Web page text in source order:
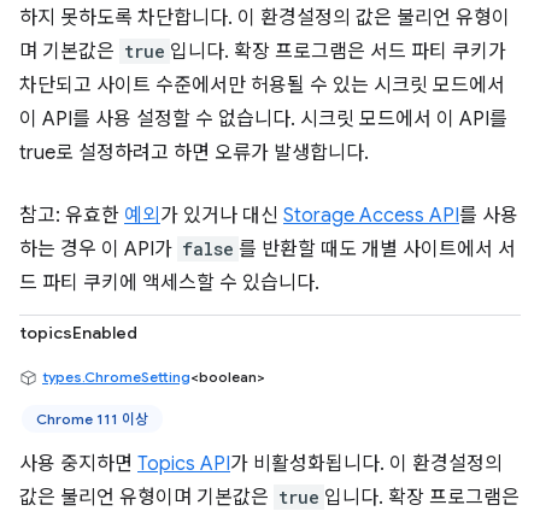
하지 못하도록 차단합니다. 이 환경설정의 값은 불리언 유형이
며 기본값은 true 입니다. 확장 프로그램은 서드 파티 쿠키가
차단되고 사이트 수준에서만 허용될 수 있는 시크릿 모드에서
이 API를 사용 설정할 수 없습니다. 시크릿 모드에서 이 API를
true로 설정하려고 하면 오류가 발생합니다.
참고: 유효한 예외 가 있거나 대신 Storage Access API를 사용
하는 경우 이 API가 false 를 반환할 때도 개별 사이트에서 서
드 파티 쿠키에 액세스할 수 있습니다.
topicsEnabled
types.ChromeSetting<boolean>
Chrome 111 이상
사용 중지하면 Topics API가 비활성화됩니다. 이 환경설정의
값은 불리언 유형이며 기본값은 true 입니다. 확장 프로그램은